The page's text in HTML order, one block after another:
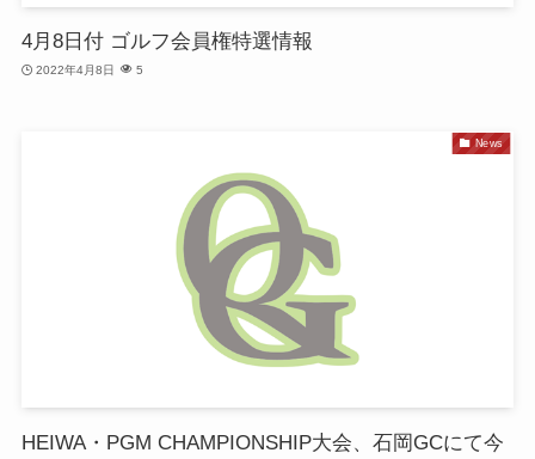
4月8日付 ゴルフ会員権特選情報
2022年4月8日 5
News
HEIWA・PGM CHAMPIONSHIP大会、石岡GCにて今